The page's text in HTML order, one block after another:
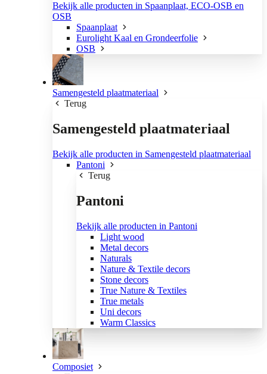
Bekijk alle producten in Spaanplaat, ECO-OSB en
OSB
Spaanplaat
Eurolight Kaal en Grondeerfolie
OSB
Samengesteld plaatmateriaal
Terug
Samengesteld plaatmateriaal
Bekijk alle producten in Samengesteld plaatmateriaal
Pantoni
Terug
Pantoni
Bekijk alle producten in Pantoni
Light wood
Metal decors
Naturals
Nature & Textile decors
Stone decors
True Nature & Textiles
True metals
Uni decors
Warm Classics
Composiet